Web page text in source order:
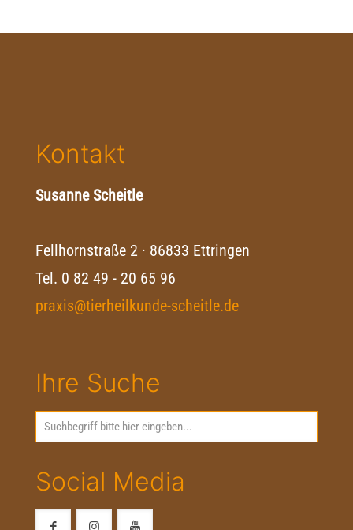
Kontakt
Susanne Scheitle
Fellhornstraße 2 · 86833 Ettringen
Tel. 0 82 49 - 20 65 96
praxis@tierheilkunde-scheitle.de
Ihre Suche
Social Media